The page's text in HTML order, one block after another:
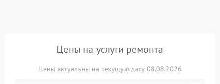
Цены на услуги ремонта
Цены актуальны на текущую дату 08.08.2026